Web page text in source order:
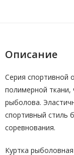
Описание
Серия спортивной
полимерной
рыболова.
спортивный стиль
соревнования.
Куртка